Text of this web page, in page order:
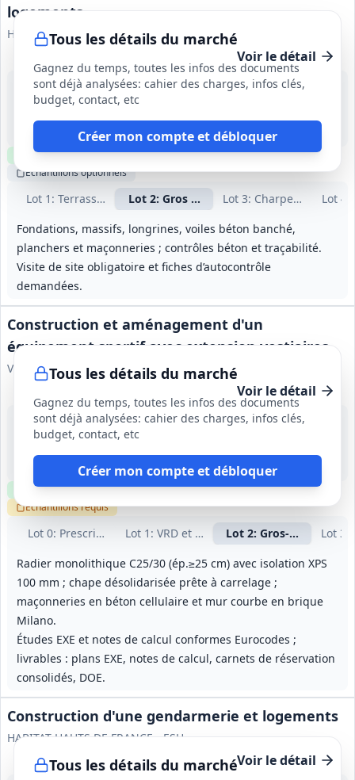
Tous les détails du marché
Gagnez du temps, toutes les infos des documents
sont déjà analysées: cahier des charges, infos clés,
budget, contact, etc
Créer mon compte et débloquer
logements
HABITAT 44
Voir le détail
Lot 1 : Terrassement - VRD
Lot 2: Gros œuvreLot 3: Charpente bois
Lot 4
Fondations, massifs, longrines, voiles béton banché,
planchers et maçonneries ; contrôles béton et traçabilité.
Visite de site obligatoire et fiches d’autocontrôle
demandées.
9 sept. 2026
Donges (44)
23 semaines
Clause environnementale Clause sociale Visiterequise
Échantillonsoptionnels
Tous les détails du marché
Gagnez du temps, toutes les infos des documents
sont déjà analysées: cahier des charges, infos clés,
budget, contact, etc
Créer mon compte et débloquer
Construction et aménagement d'un
équipement sportif avec extension vestiaires
Ville de Douvrin
Voir le détail
Lot 0: Prescriptions techniques générales
Lot 1 : VRD et terrassements
Lot 2: Gros‑œuvre et
Lot 3
Radier monolithique C25/30 (ép.≥25 cm) avec isolation XPS
100 mm ; chape désolidarisée prête à carrelage ;
maçonneries en béton cellulaire et mur courbe en brique
Milano.
Études EXE et notes de calcul conformes Eurocodes ;
livrables : plans EXE, notes de calcul, carnets de réservation
consolidés, DOE.
24 août 2026
Douvrin (62)
Clause environnementale Clause sociale Visiteoptionnelle
Échantillonsrequis
Tous les détails du marché
Construction d'une gendarmerie et logements
HABITAT HAUTS DE FRANCE - ESH
Voir le détail